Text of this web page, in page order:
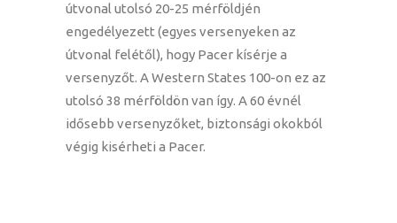
útvonal utolsó 20-25 mérföldjén
engedélyezett (egyes versenyeken az
útvonal felétől), hogy Pacer kísérje a
versenyzőt. A Western States 100-on ez az
utolsó 38 mérföldön van így. A 60 évnél
idősebb versenyzőket, biztonsági okokból
végig kisérheti a Pacer.